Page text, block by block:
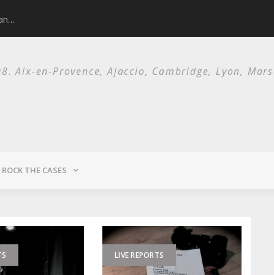
Nick Cave
Aix-en-Provence, Ajaccio, Cambridge, Lyon,
ROCK THE CASES
LIVE REPORTS